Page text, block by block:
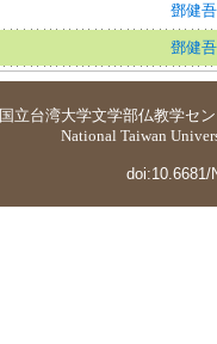
鄧健吾
鄧健
国立台湾大学文学部仏教学セ
National Taiwan
doi:10.6681/